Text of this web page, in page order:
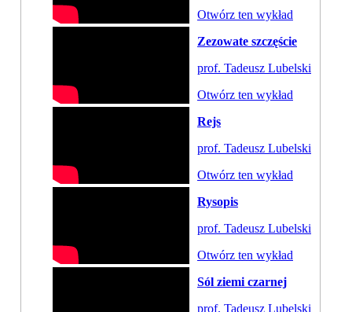
Otwórz ten wykład
Zezowate szczęście
prof. Tadeusz Lubelski
Otwórz ten wykład
Rejs
prof. Tadeusz Lubelski
Otwórz ten wykład
Rysopis
prof. Tadeusz Lubelski
Otwórz ten wykład
Sól ziemi czarnej
prof. Tadeusz Lubelski